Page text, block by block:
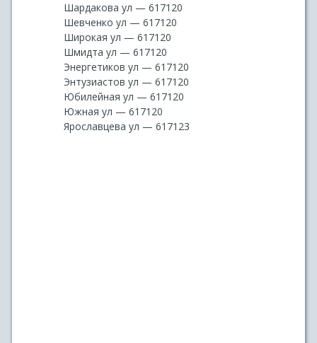
Шардакова ул — 617120
Шевченко ул — 617120
Широкая ул — 617120
Шмидта ул — 617120
Энергетиков ул — 617120
Энтузиастов ул — 617120
Юбилейная ул — 617120
Южная ул — 617120
Ярославцева ул — 617123